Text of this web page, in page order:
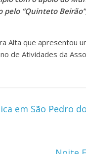
pelo “Quinteto
Alta que apresentou
de Atividades da
em São Pedro